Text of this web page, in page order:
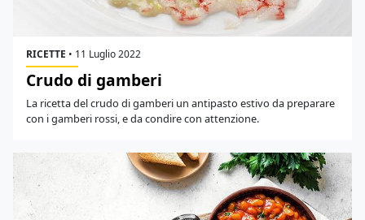
RICETTE • 11 Luglio 2022
Crudo di gamberi
La ricetta del crudo di gamberi un antipasto estivo da preparare
con i gamberi rossi, e da condire con attenzione.